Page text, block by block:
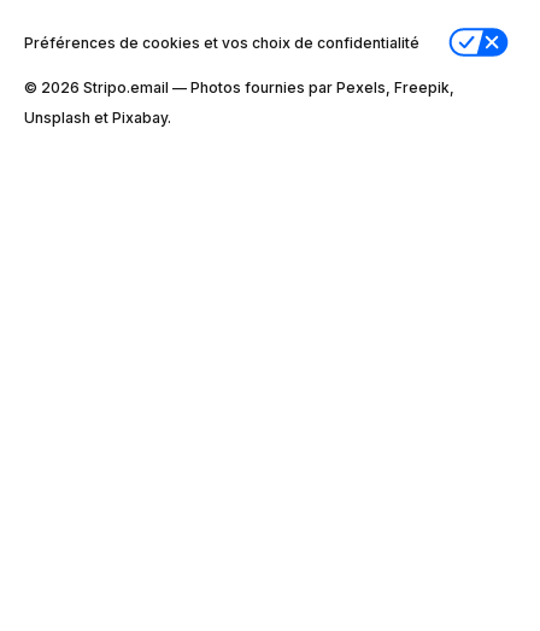
Préférences de cookies et vos choix de confidentialité
© 2026 Stripо.email — Photos fournies par Pexels, Freepik,
Unsplash et Pixabay.